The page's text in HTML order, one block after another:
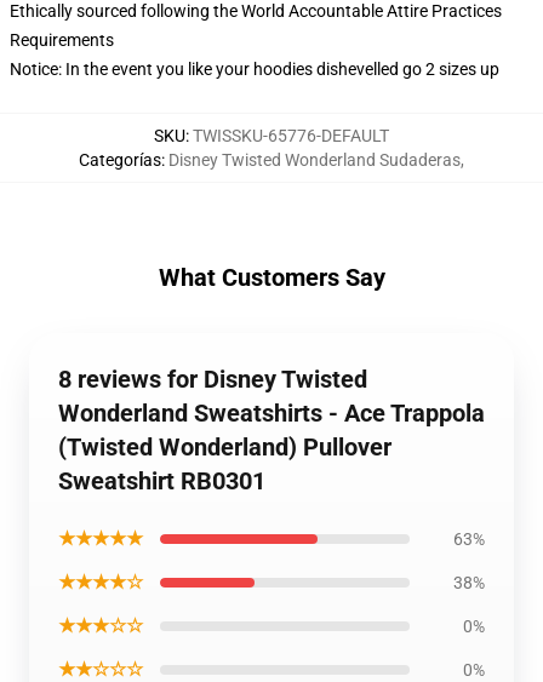
Ethically sourced following the World Accountable Attire Practices
Requirements
Notice: In the event you like your hoodies dishevelled go 2 sizes up
SKU:TWISSKU-65776-DEFAULT
Categorías: Disney Twisted Wonderland Sudaderas,
What Customers Say
8 reviews for Disney Twisted
Wonderland Sweatshirts - Ace Trappola
(Twisted Wonderland) Pullover
Sweatshirt RB0301
★★★★★ 63%
★★★★☆ 38%
★★★☆☆ 0%
★★☆☆☆ 0%